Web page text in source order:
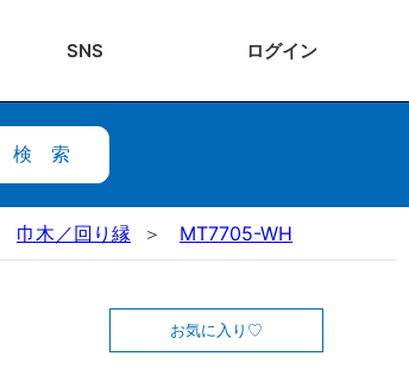
SNS ログイン
検索
巾木／回り縁 MT7705-WH
お気に入り